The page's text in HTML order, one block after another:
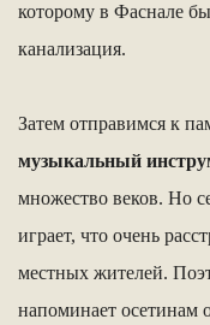
которому в Фаснале
канализация.
Затем отправимся к
музыкальный
множество веков. Но
играет, что очень
местных жителей.
напоминает осетинам